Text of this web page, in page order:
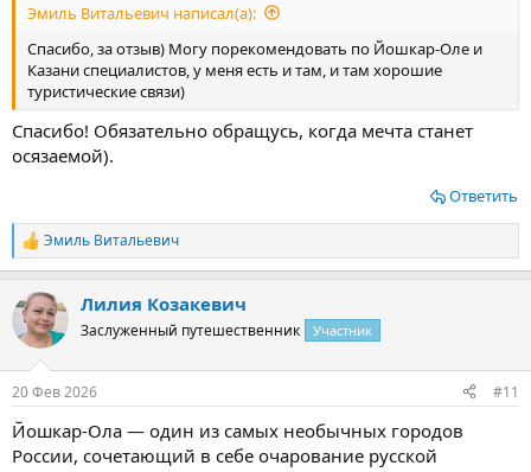
Эмиль Витальевич написал(а):
Спасибо, за отзыв) Могу порекомендовать по Йошкар-Оле и
Казани специалистов, у меня есть и там, и там хорошие
туристические связи)
Спасибо! Обязательно обращусь, когда мечта станет
осязаемой).
Ответить
Р
е
к
ц
и
Эмиль Витальевич
Лилия Козакевич
Заслуженный путешественник Участник
20 Фев 2026 #11
Йошкар-Ола — один из самых необычных городов
России, сочетающий в себе очарование русской